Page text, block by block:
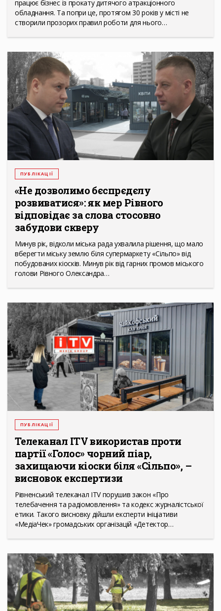
працює бізнес із прокату дитячого атракціонного
обладнання. Та попри це, протягом 30 років у місті не
створили прозорих правил роботи для нього…
ПУБЛІКАЦІЇ
«Не дозволимо бєспрєдєлу
розвиватися»: як мер Рівного
відповідає за слова стосовно
забудови скверу
Минув рік, відколи міська рада ухвалила рішення, що мало
вберегти міську землю біля супермаркету «Сільпо» від
побудованих кіосків. Минув рік від гарних промов міського
голови Рівного Олександра…
ПУБЛІКАЦІЇ
Телеканал ITV використав проти
партії «Голос» чорний піар,
захищаючи кіоски біля «Сільпо», –
висновок експертизи
Рівненський телеканал ITV порушив закон «Про
телебачення та радіомовлення» та кодекс журналістської
етики. Такого висновку дійшли експерти ініціативи
«МедіаЧек» громадських організацій «Детектор…